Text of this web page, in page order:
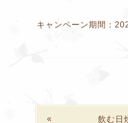
キャンペーン期間：
飲む日